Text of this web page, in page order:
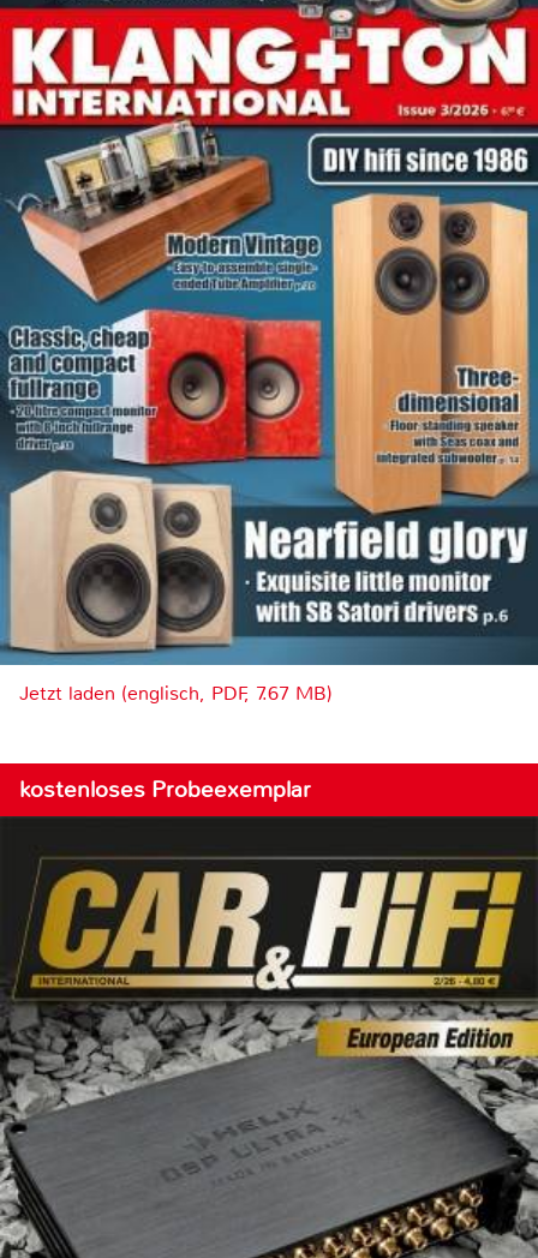
Jetzt laden (englisch, PDF, 7.67 MB)
kostenloses Probeexemplar